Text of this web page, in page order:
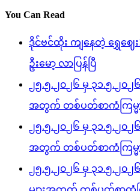
You Can Read
ဒိုင်ဗင်ထိုး ကျနေတဲ့ ရွှေဈေ
ဦးမော့ လာပြန်ပြီ
၂၅.၅.၂၀၂၆ မှ ၃၁.၅.၂၀
အတွက် တစ်ပတ်စာကံကြမ္မ
၂၅.၅.၂၀၂၆ မှ ၃၁.၅.၂၀
အတွက် တစ်ပတ်စာကံကြမ္မ
၂၅.၅.၂၀၂၆ မှ ၃၁.၅.၂